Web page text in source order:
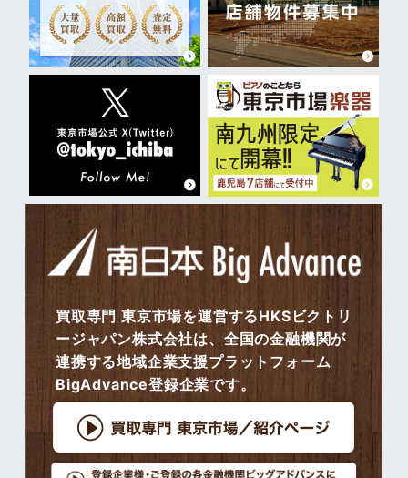
買取専門 東京市場を運営するHKSビクトリ
ージャパン株式会社は、全国の金融機関が
連携する地域企業支援プラットフォーム
BigAdvance登録企業です。